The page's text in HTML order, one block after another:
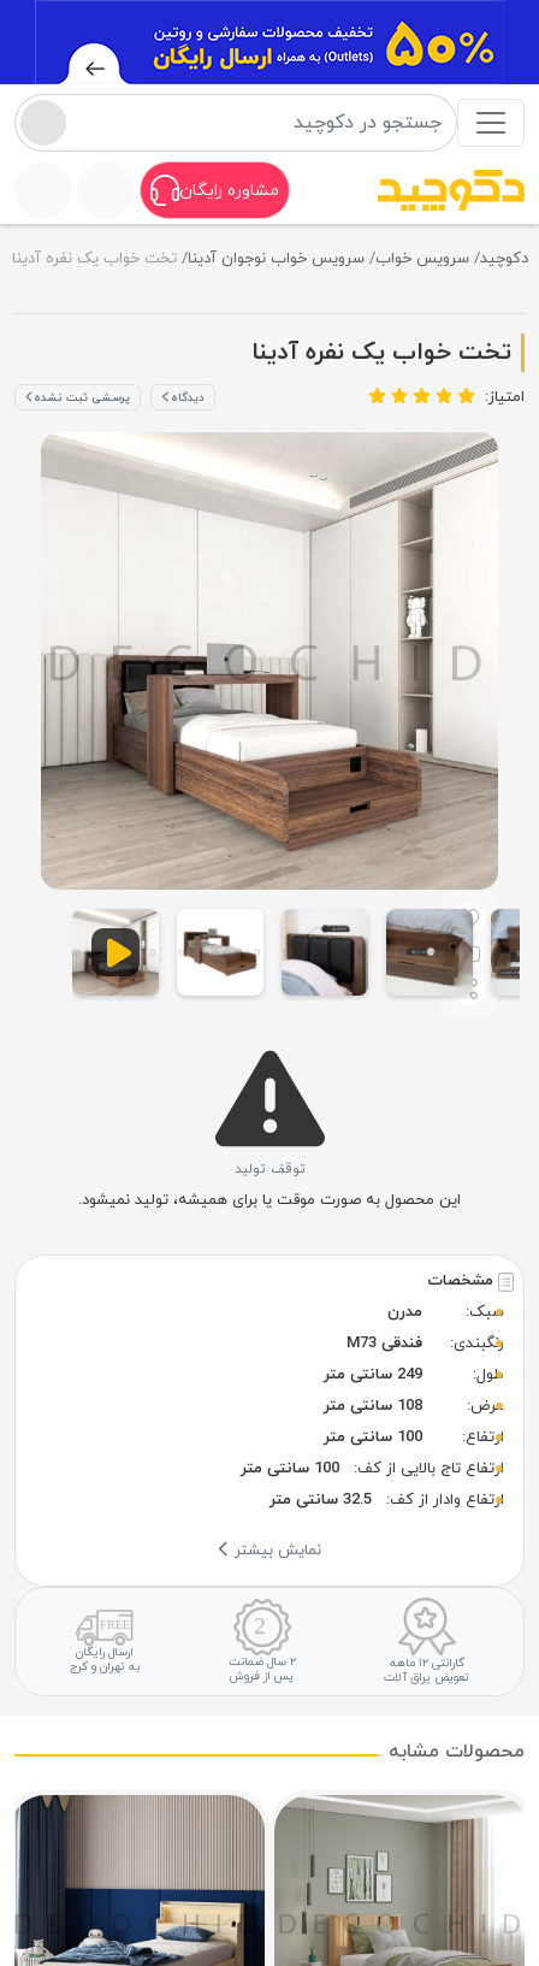
مشاوره رایگان
دکوچید سرویس خواب سرویس خواب نوجوان آدینا تخت خواب یک نفره آدینا
تخت خواب یک نفره آدینا
امتیاز: دیدگاه پرسشی ثبت نشده
مشخصات
سبک:
مدرن
رنگبندی:
فندقی M73
طول:
249 سانتی متر
عرض:
108 سانتی متر
ارتفاع:
100 سانتی متر
ارتفاع تاج بالایی از کف:
100 سانتی متر
ارتفاع وادار از کف:
32.5 سانتی متر
نمایش بیشتر
گارانتی ۱۲ ماهه
تعویض یراق آلات
۲ سال ضمانت
پس از فروش
ارسال رایگان
به تهران و کرج
توقف تولید
این محصول به صورت موقت یا برای همیشه، تولید نمیشود.
محصولات مشابه